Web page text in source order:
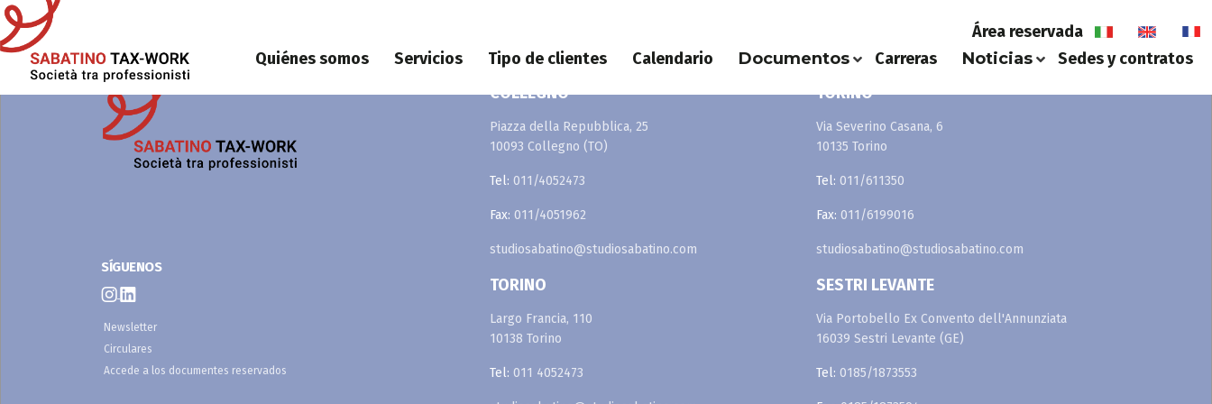
Skip to main content
navbar studio Sabatino
Quiénes somos Servicios Tipo de clientes Calendario Documentos Carreras Noticias Sedes y contratos
Area riservata
Área reservada it en fr
COLLEGNO
Piazza della Repubblica, 25
10093 Collegno (TO)
Tel: 011/4052473
Fax: 011/4051962
studiosabatino@studiosabatino.com
TORINO
Via Severino Casana, 6
10135 Torino
Tel:011/611350
Fax:011/6199016
studiosabatino@studiosabatino.com
TORINO
Largo Francia, 110
10138 Torino
Tel: 011 4052473
SESTRI LEVANTE
Via Portobello Ex Convento dell'Annunziata
16039 Sestri Levante (GE)
Tel:0185/1873553
SÍGUENOS
Newsletter
Circulares
Accede a los documentes reservados